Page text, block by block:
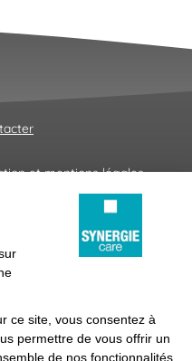
et mentions légales
cookies